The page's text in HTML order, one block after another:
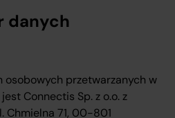
danych
przetwarzanych w
Connectis Sp. z o.o. z
Chmielna 71, 00-801